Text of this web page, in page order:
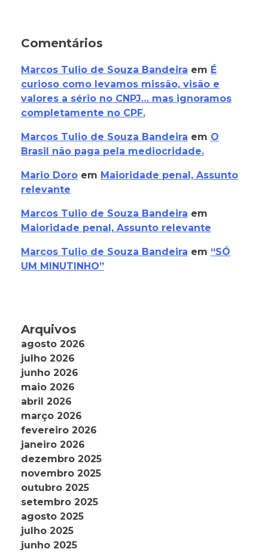
Comentários
Marcos Tulio de Souza Bandeira em É
curioso como levamos missão, visão e
valores a sério no CNPJ… mas ignoramos
completamente no CPF.
Marcos Tulio de Souza Bandeira em O
Brasil não paga pela mediocridade.
Mario Doro em Maioridade penal, Assunto
relevante
Marcos Tulio de Souza Bandeira em
Maioridade penal, Assunto relevante
Marcos Tulio de Souza Bandeira em “SÓ
UM MINUTINHO”
Arquivos
agosto 2026
julho 2026
junho 2026
maio 2026
abril 2026
março 2026
fevereiro 2026
janeiro 2026
dezembro 2025
novembro 2025
outubro 2025
setembro 2025
agosto 2025
julho 2025
junho 2025